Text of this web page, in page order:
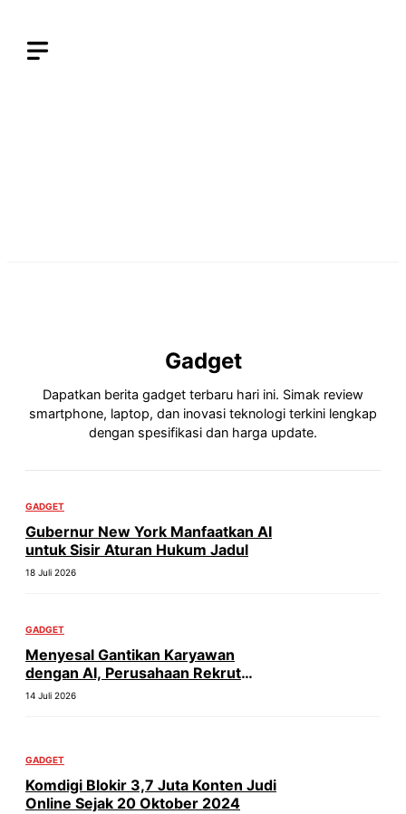
Gadget
Dapatkan berita gadget terbaru hari ini. Simak review
smartphone, laptop, dan inovasi teknologi terkini lengkap
dengan spesifikasi dan harga update.
GADGET
Gubernur New York Manfaatkan AI
untuk Sisir Aturan Hukum Jadul
18 Juli 2026
GADGET
Menyesal Gantikan Karyawan
dengan AI, Perusahaan Rekrut
Manusia Lagi
14 Juli 2026
GADGET
Komdigi Blokir 3,7 Juta Konten Judi
Online Sejak 20 Oktober 2024